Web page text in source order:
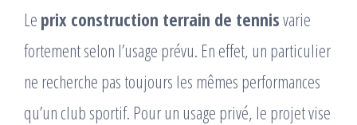
Le prix construction terrain de tennisvarie
fortement selon l’usage prévu. En effet, un particulier
ne recherche pas toujours les mêmes performances
qu’un club sportif. Pour un usage privé, le projet vise